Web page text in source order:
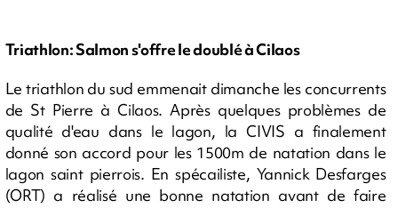
Triathlon: Salmon s'offre le doublé à Cilaos
Le triathlon du sud emmenait dimanche les concurrents
de St Pierre à Cilaos. Après quelques problèmes de
qualité d'eau dans le lagon, la CIVIS a finalement
donné son accord pour les 1500m de natation dans le
lagon saint pierrois. En spécailiste, Yannick Desfarges
(ORT) a réalisé une bonne natation avant de faire